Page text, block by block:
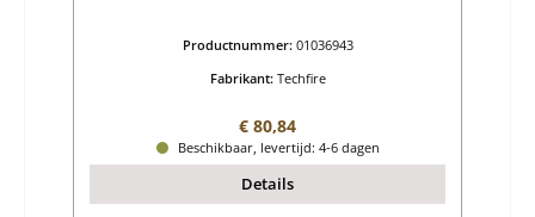
Productnummer: 01036943
Fabrikant: Techfire
Normale prijs:
€ 80,84
Beschikbaar, levertijd: 4-6 dagen
Details